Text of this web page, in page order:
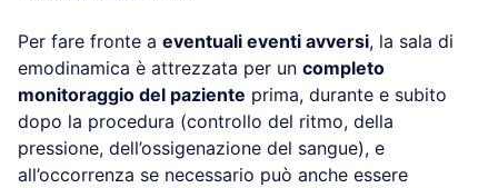
Per fare fronte a eventuali eventi avversi, la sala di
emodinamica è attrezzata per un completo
monitoraggio del paziente prima, durante e subito
dopo la procedura (controllo del ritmo, della
pressione, dell’ossigenazione del sangue), e
all’occorrenza se necessario può anche essere